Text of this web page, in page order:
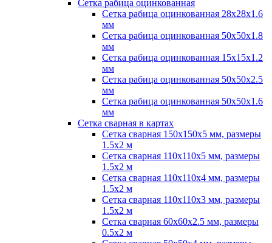
Сетка рабица оцинкованная
Сетка рабица оцинкованная 28х28х1.6
мм
Сетка рабица оцинкованная 50х50х1.8
мм
Сетка рабица оцинкованная 15х15х1.2
мм
Сетка рабица оцинкованная 50х50х2.5
мм
Сетка рабица оцинкованная 50х50х1.6
мм
Сетка сварная в картах
Сетка сварная 150х150х5 мм, размеры
1.5х2 м
Сетка сварная 110х110х5 мм, размеры
1.5х2 м
Сетка сварная 110х110х4 мм, размеры
1.5х2 м
Сетка сварная 110х110х3 мм, размеры
1.5х2 м
Сетка сварная 60х60х2.5 мм, размеры
0.5х2 м